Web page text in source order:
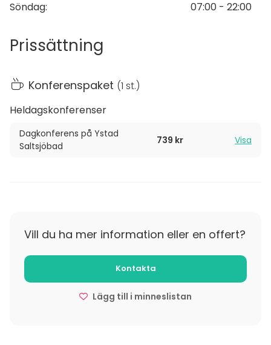
Söndag: 07:00 - 22:00
Prissättning
Konferenspaket (1 st.)
Heldagskonferenser
Dagkonferens på Ystad
Saltsjöbad
739 kr Visa
Vill du ha mer information eller en offert?
Kontakta
Lägg till i minneslistan